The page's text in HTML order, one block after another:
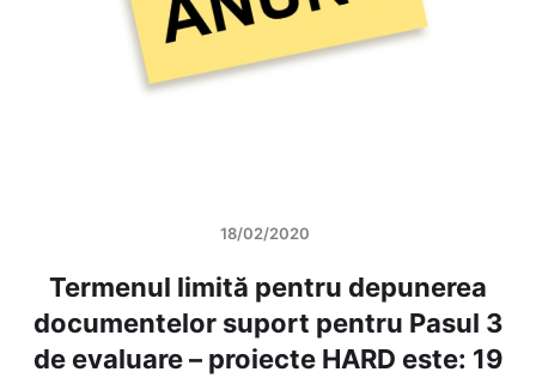
18/02/2020
Termenul limită pentru depunerea
documentelor suport pentru Pasul 3
de evaluare – proiecte HARD este: 19